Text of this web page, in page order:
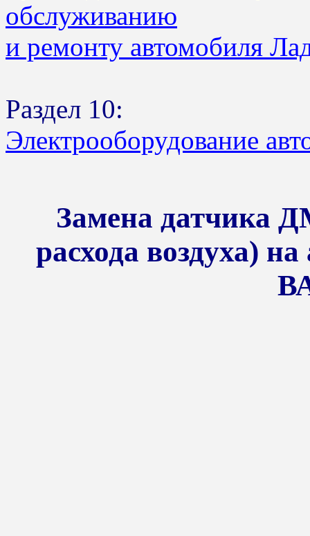
обслуживанию
и ремонту автомобиля
Раздел 10:
Электрооборудование
Замена датчика
расхода воздуха)